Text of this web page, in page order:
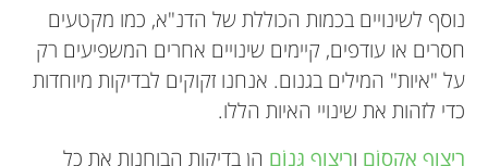
נוסף לשינויים בכמות הכוללת של הדנ"א, כמו מקטעים
חסרים או עודפים, קיימים שינויים אחרים המשפיעים רק
על "איות" המילים בגנום. אנחנו זקוקים לבדיקות מיוחדות
כדי לזהות את שינויי האיות הללו.
ריצוף אֶקְסוֹם וריצוף גֵּנוֹם הן בדיקות הבוחנות את כל